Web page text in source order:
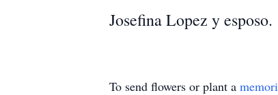
Josefina Lopez y esposo.
To send flowers or plant a